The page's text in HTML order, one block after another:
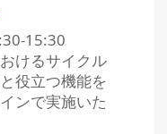
15:30
けるサイクル
役立つ機能を
ンで実施いた